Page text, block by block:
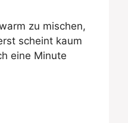
zu mischen,
scheint kaum
eine Minute